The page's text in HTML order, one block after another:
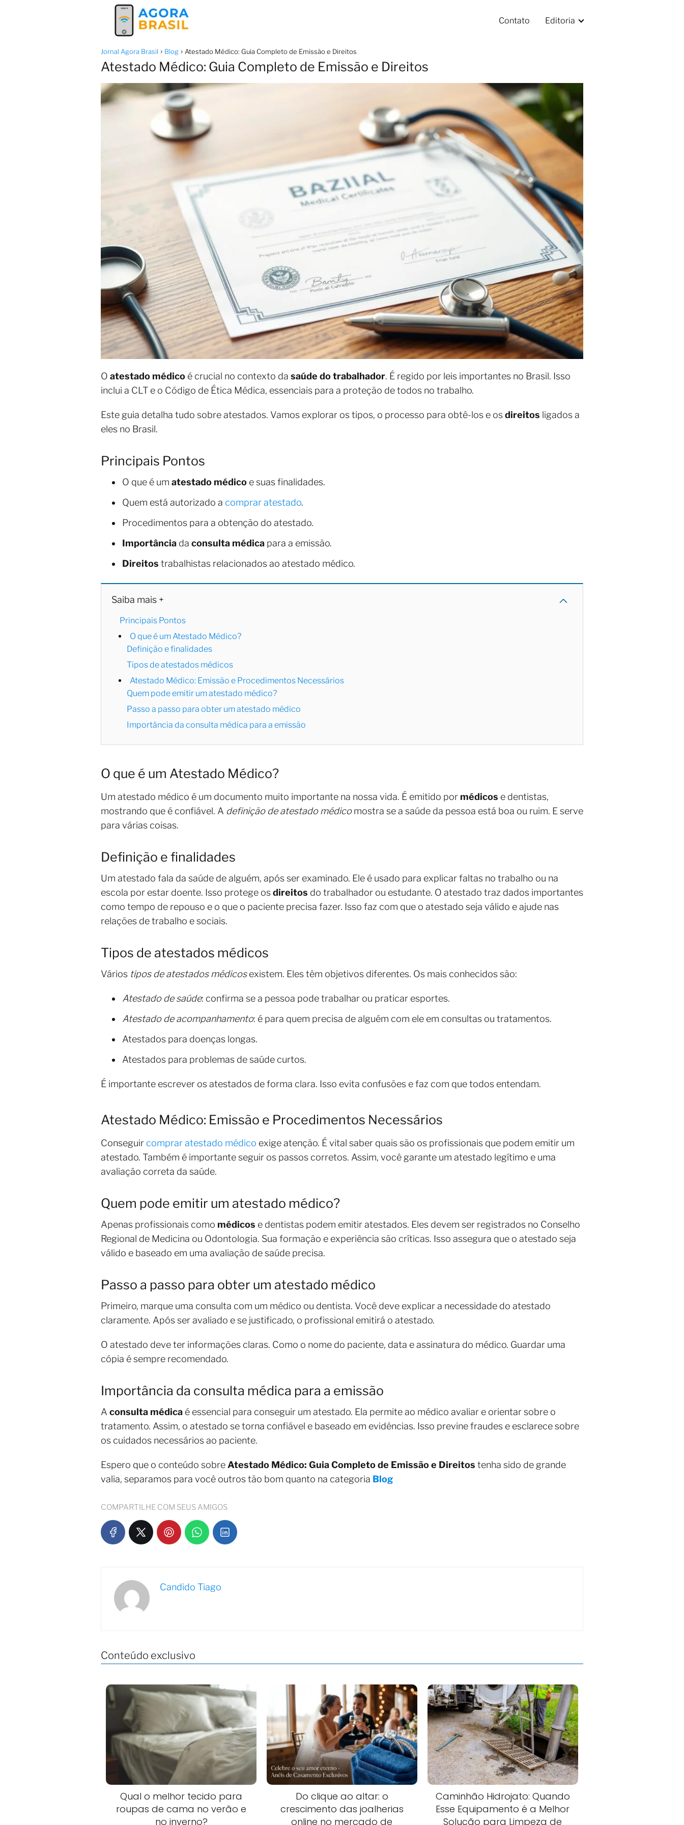
Contato Editoria
Jornal Agora Brasil Blog Atestado Médico: Guia Completo de Emissão e Direitos
Atestado Médico: Guia Completo de Emissão e Direitos
O atestado médico é crucial no contexto da saúde do trabalhador. É regido por leis importantes no Brasil. Isso
inclui a CLT e o Código de Ética Médica, essenciais para a proteção de todos no trabalho.
Este guia detalha tudo sobre atestados. Vamos explorar os tipos, o processo para obtê-los e osdireitos ligados a
eles no Brasil.
Principais Pontos
O que é um atestado médico e suas finalidades.
Quem está autorizado a comprar atestado.
Procedimentos para a obtenção do atestado.
Importância da consulta médica para a emissão.
Direitos trabalhistas relacionados ao atestado médico.
Saiba mais +
Principais Pontos
O que é um Atestado Médico?
Definição e finalidades
Tipos de atestados médicos
Atestado Médico: Emissão e Procedimentos Necessários
Quem pode emitir um atestado médico?
Passo a passo para obter um atestado médico
Importância da consulta médica para a emissão
O que é um Atestado Médico?
Um atestado médico é um documento muito importante na nossa vida. É emitido por médicos e dentistas,
mostrando que é confiável. A definição de atestado médicomostra se a saúde da pessoa está boa ou ruim. E serve
para várias coisas.
Definição e finalidades
Um atestado fala da saúde de alguém, após ser examinado. Ele é usado para explicar faltas no trabalho ou na
escola por estar doente. Isso protege osdireitos do trabalhador ou estudante. O atestado traz dados importantes
como tempo de repouso e o que o paciente precisa fazer. Isso faz com que o atestado seja válido e ajude nas
relações de trabalho e sociais.
Tipos de atestados médicos
Vários tipos de atestados médicosexistem. Eles têm objetivos diferentes. Os mais conhecidos são:
Atestado de saúde: confirma se a pessoa pode trabalhar ou praticar esportes.
Atestado de acompanhamento: é para quem precisa de alguém com ele em consultas ou tratamentos.
Atestados para doenças longas.
Atestados para problemas de saúde curtos.
É importante escrever os atestados de forma clara. Isso evita confusões e faz com que todos entendam.
Atestado Médico: Emissão e Procedimentos Necessários
Conseguir comprar atestado médico exige atenção. É vital saber quais são os profissionais que podem emitir um
atestado. Também é importante seguir os passos corretos. Assim, você garante um atestado legítimo e uma
avaliação correta da saúde.
Quem pode emitir um atestado médico?
Apenas profissionais como médicos e dentistas podem emitir atestados. Eles devem ser registrados no Conselho
Regional de Medicina ou Odontologia. Sua formação e experiência são críticas. Isso assegura que o atestado seja
válido e baseado em uma avaliação de saúde precisa.
Passo a passo para obter um atestado médico
Primeiro, marque uma consulta com um médico ou dentista. Você deve explicar a necessidade do atestado
claramente. Após ser avaliado e se justificado, o profissional emitirá o atestado.
O atestado deve ter informações claras. Como o nome do paciente, data e assinatura do médico. Guardar uma
cópia é sempre recomendado.
Importância da consulta médica para a emissão
A consulta médica é essencial para conseguir um atestado. Ela permite ao médico avaliar e orientar sobre o
tratamento. Assim, o atestado se torna confiável e baseado em evidências. Isso previne fraudes e esclarece sobre
os cuidados necessários ao paciente.
Espero que o conteúdo sobre Atestado Médico: Guia Completo de Emissão e Direitos tenha sido de grande
valia, separamos para você outros tão bom quanto na categoria Blog
COMPARTILHE COM SEUS AMIGOS
Candido Tiago
Conteúdo exclusivo
Qual o melhor tecido para
roupas de cama no verão e
no inverno?
Do clique ao altar: o
crescimento das joalherias
online no mercado de
Caminhão Hidrojato: Quando
Esse Equipamento é a Melhor
Solução para Limpeza de